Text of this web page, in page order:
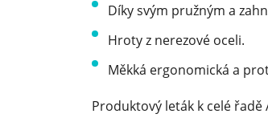
Díky svým pružným a
Hroty z nerezové oceli.
Měkká ergonomická a
Produktový leták k celé řadě